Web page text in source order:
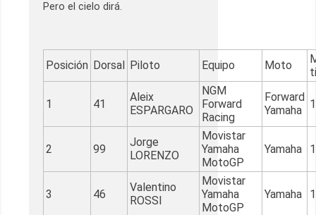
Pero el cielo dirá.
Posición Dorsal Piloto Equipo Moto
1 41
Aleix
ESPARGARO
NGM
Forward
Racing
Forward
Yamaha
2 99
Jorge
LORENZO
Movistar
Yamaha
MotoGP
Yamaha
3 46
Valentino
ROSSI
Movistar
Yamaha
MotoGP
Yamaha